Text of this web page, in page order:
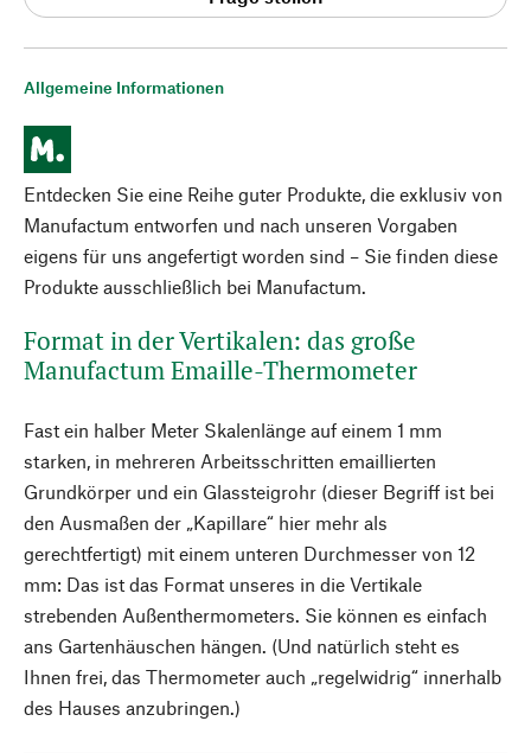
Allgemeine Informationen
Entdecken Sie eine Reihe guter Produkte, die exklusiv von
Manufactum entworfen und nach unseren Vorgaben
eigens für uns angefertigt worden sind – Sie finden diese
Produkte ausschließlich bei Manufactum.
Format in der Vertikalen: das große
Manufactum Emaille-Thermometer
Fast ein halber Meter Skalenlänge auf einem 1 mm
starken, in mehreren Arbeitsschritten emaillierten
Grundkörper und ein Glassteigrohr (dieser Begriff ist bei
den Ausmaßen der „Kapillare“ hier mehr als
gerechtfertigt) mit einem unteren Durchmesser von 12
mm: Das ist das Format unseres in die Vertikale
strebenden Außenthermometers. Sie können es einfach
ans Gartenhäuschen hängen. (Und natürlich steht es
Ihnen frei, das Thermometer auch „regelwidrig“ innerhalb
des Hauses anzubringen.)